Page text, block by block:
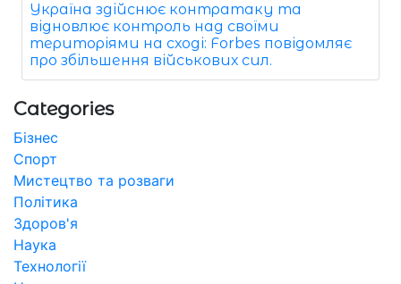
Україна здійснює контратаку та
відновлює контроль над своїми
територіями на сході: Forbes повідомляє
про збільшення військових сил.
Categories
Бізнес
Спорт
Мистецтво та розваги
Політика
Здоров'я
Наука
Технології